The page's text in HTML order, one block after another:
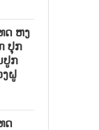
ດ ຫງ
ປຸກ
ປູກ
ງຝູ
ດ